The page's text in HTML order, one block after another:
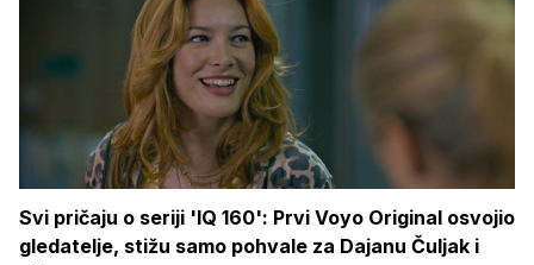
Svi pričaju o seriji 'IQ 160': Prvi Voyo Original osvojio
gledatelje, stižu samo pohvale za Dajanu Čuljak i